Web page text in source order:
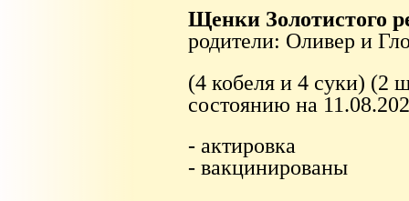
Щенки Золотистого
родители: Оливер и
(4 кобеля и 4 суки) (2
состоянию на
- актировка
- вакцинированы